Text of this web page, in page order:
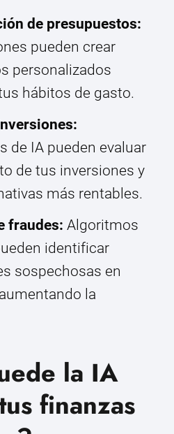
de presupuestos:
pueden crear
personalizados
hábitos de gasto.
de IA pueden evaluar
de tus inversiones y
más rentables.
fraudes: Algoritmos
identificar
sospechosas en
la
la IA
finanzas